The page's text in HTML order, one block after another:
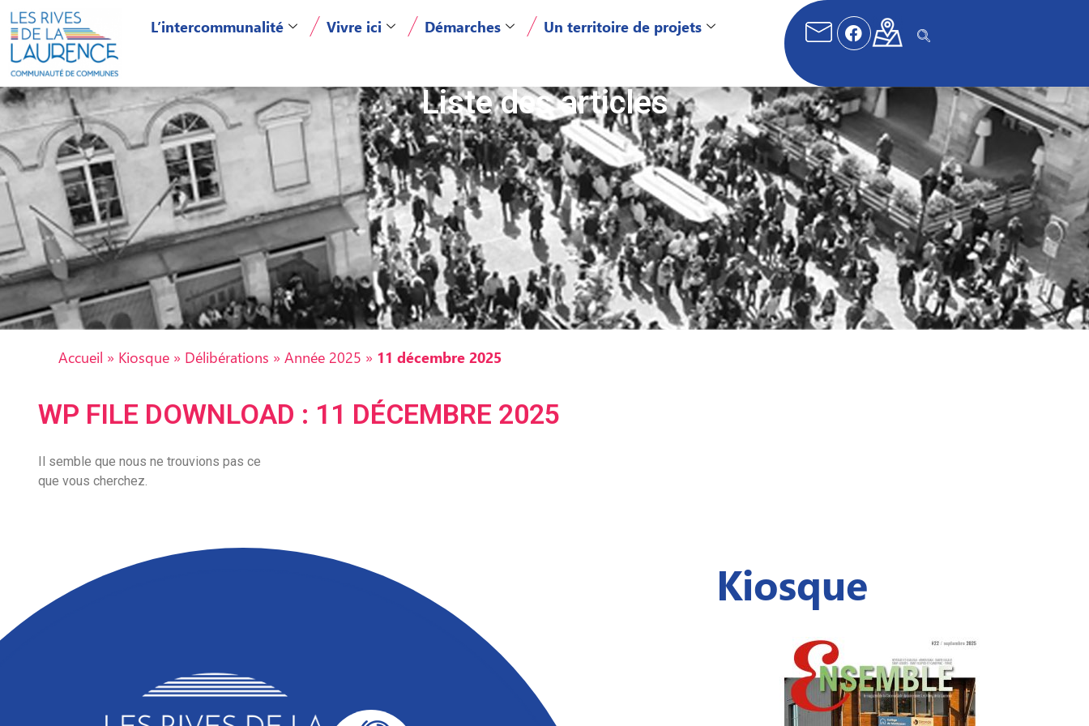
L’intercommunalité Vivre ici Démarches Un territoire de projets
Liste des articles
Accueil » Kiosque » Délibérations » Année 2025 » 11 décembre 2025
WP FILE DOWNLOAD : 11 DÉCEMBRE 2025
Il semble que nous ne trouvions pas ce
que vous cherchez.
Kiosque